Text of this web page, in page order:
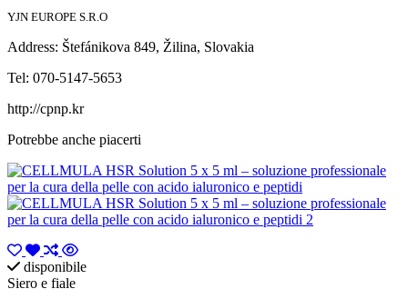
YJN EUROPE S.R.O
Address: Štefánikova 849, Žilina, Slovakia
Tel: 070-5147-5653
http://cpnp.kr
Potrebbe anche piacerti
disponibile
Siero e fiale